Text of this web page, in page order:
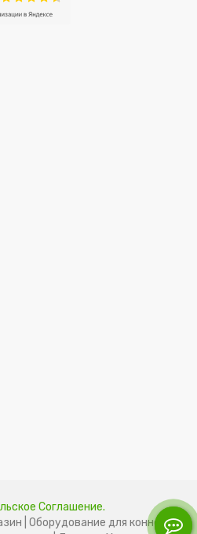
Соглашение.
| Оборудование для конного